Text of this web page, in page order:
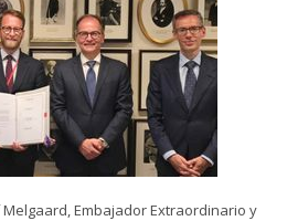
Melgaard, Embajador Extraordinario y